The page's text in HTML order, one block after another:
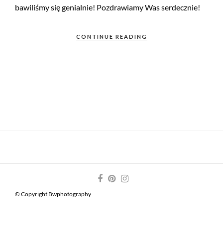
bawiliśmy się genialnie! Pozdrawiamy Was serdecznie!
CONTINUE READING
© Copyright Bwphotography